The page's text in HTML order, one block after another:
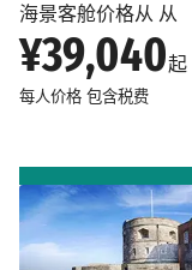
海景客舱价格从 从
¥39,040起
每人价格 包含税费